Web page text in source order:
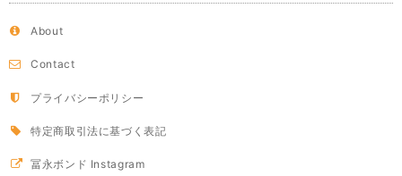
About
Contact
プライバシーポリシー
特定商取引法に基づく表記
冨永ボンド Instagram